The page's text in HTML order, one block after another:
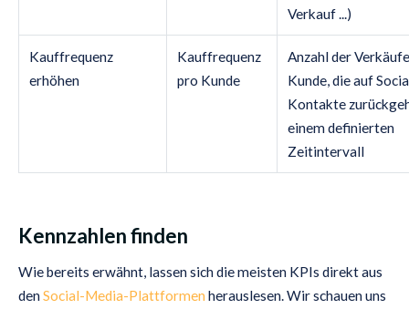
Verkauf ...)
Kauffrequenz
erhöhen
Kauffrequenz
pro Kunde
Anzahl der
Kunde, die auf
Kontakte
einem definierten
Zeitintervall
Kennzahlen finden
Wie bereits erwähnt, lassen sich die meisten KPIs direkt aus
denSocial-Media-Plattformen herauslesen. Wir schauen uns